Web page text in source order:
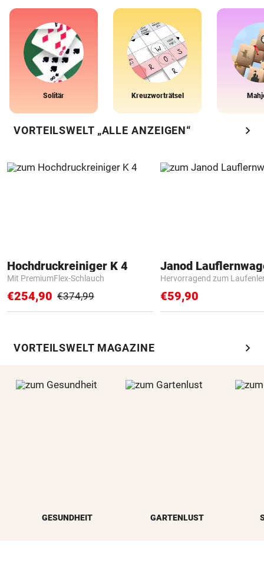
Solitär Kreuzworträtsel
VORTEILSWELT „ALLE ANZEIGEN“ chevron_right
Hochdruckreiniger K 4
Mit PremiumFlex-Schlauch
€254,90 €374,99
Janod
Hervorragend zum
€59,90
VORTEILSWELT MAGAZINE chevron_right
GESUNDHEIT GARTENLUST